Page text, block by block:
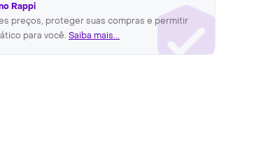
Rappi
preços, proteger suas compras e permitir
para você. Saiba mais...